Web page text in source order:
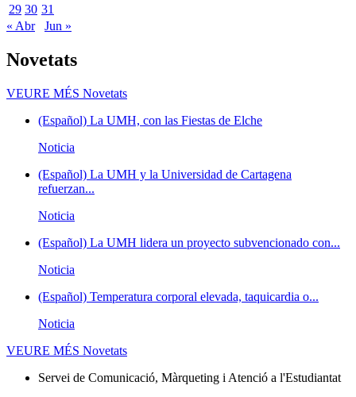
29 30 31
« Abr
Jun »
Novetats
VEURE MÉS Novetats
(Español) La UMH, con las Fiestas de Elche
Noticia
(Español) La UMH y la Universidad de Cartagena
refuerzan...
Noticia
(Español) La UMH lidera un proyecto subvencionado con...
Noticia
(Español) Temperatura corporal elevada, taquicardia o...
Noticia
VEURE MÉS Novetats
Servei de Comunicació, Màrqueting i Atenció a l'Estudiantat